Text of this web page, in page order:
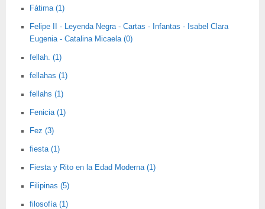
Fátima (1)
Felipe II - Leyenda Negra - Cartas - Infantas - Isabel Clara
Eugenia - Catalina Micaela (0)
fellah. (1)
fellahas (1)
fellahs (1)
Fenicia (1)
Fez (3)
fiesta (1)
Fiesta y Rito en la Edad Moderna (1)
Filipinas (5)
filosofía (1)